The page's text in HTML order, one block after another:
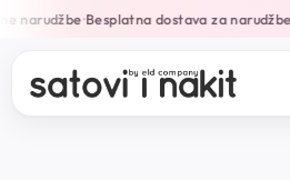
narudžbe•Besplatna dostava za narudžbe